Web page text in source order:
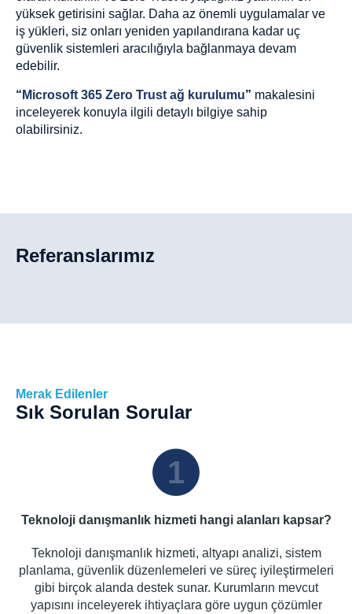
yüksek getirisini sağlar. Daha az önemli uygulamalar ve
iş yükleri, siz onları yeniden yapılandırana kadar uç
güvenlik sistemleri aracılığıyla bağlanmaya devam
edebilir.
“ Microsoft 365 Zero Trust ağ kurulumu” makalesini
inceleyerek konuyla ilgili detaylı bilgiye sahip
olabilirsiniz.
Referanslarımız
Merak Edilenler
Sık Sorulan Sorular
1
Teknoloji danışmanlık hizmeti hangi alanları kapsar?
Teknoloji danışmanlık hizmeti, altyapı analizi, sistem
planlama, güvenlik düzenlemeleri ve süreç iyileştirmeleri
gibi birçok alanda destek sunar. Kurumların mevcut
yapısını inceleyerek ihtiyaçlara göre uygun çözümler